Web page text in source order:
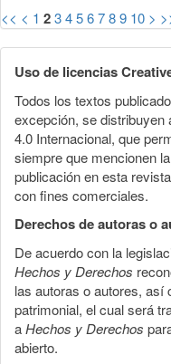
<< < 1 23456789 10 >
Uso de licencias
Todos los textos
excepción, se distribuyen
4.0 Internacional, que
siempre que mencionen
publicación en esta
con fines comerciales.
Derechos de autoras o
De acuerdo con la
Hechos y Derechos
las autoras o autores, así
patrimonial, el cual será
aHechos y Derechos
abierto.